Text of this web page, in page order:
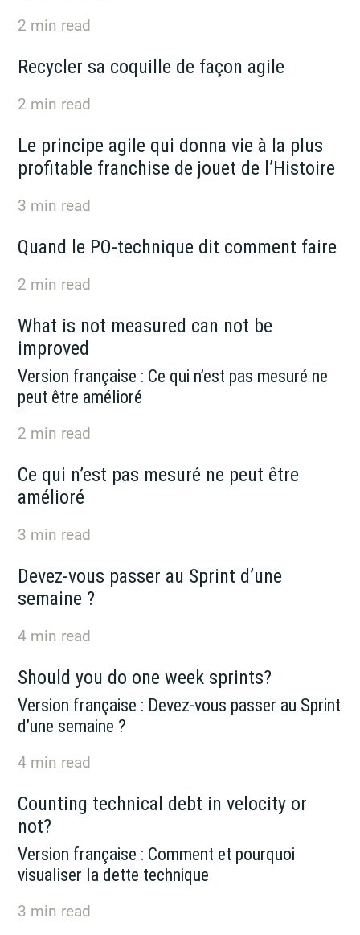
2 min read
Recycler sa coquille de façon agile
2 min read
Le principe agile qui donna vie à la plus
profitable franchise de jouet de l’Histoire
3 min read
Quand le PO-technique dit comment faire
2 min read
What is not measured can not be
improved
Version française : Ce qui n’est pas mesuré ne
peut être amélioré
2 min read
Ce qui n’est pas mesuré ne peut être
amélioré
3 min read
Devez-vous passer au Sprint d’une
semaine ?
4 min read
Should you do one week sprints?
Version française : Devez-vous passer au Sprint
d’une semaine ?
4 min read
Counting technical debt in velocity or
not?
Version française : Comment et pourquoi
visualiser la dette technique
3 min read